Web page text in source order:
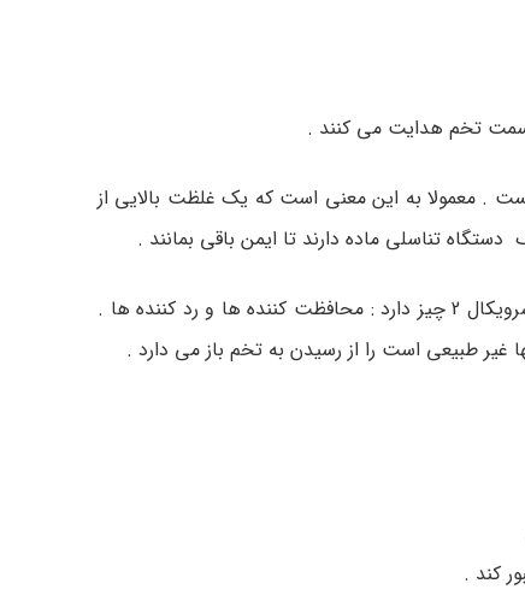
سمت تخم هدایت می کنند .
. معمولا به این معنی است که یک غلظت بالایی از
تناسلی ماده دارند تا ایمن باقی بمانند .
زمانیکه اسپرم به واژن داخل می شود ، در تماس با موکوز سرویکس قرار می گیرند . موکوز سرویکال 2 چیز دارد : محافظت کننده ها و رد کننده ها .
طبیعی است را از رسیدن به تخم باز می دارد .
کند .